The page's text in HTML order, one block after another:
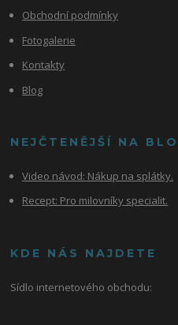
Obchodní podmínky
Fotogalerie
Kontakty
Blog
NEJČTENĚJŠÍ NA
Video návod: Nákup na splátky.
Recept: Pro milovníky specialit.
KDE NÁS NAJDETE
Sídlo internetového obchodu: